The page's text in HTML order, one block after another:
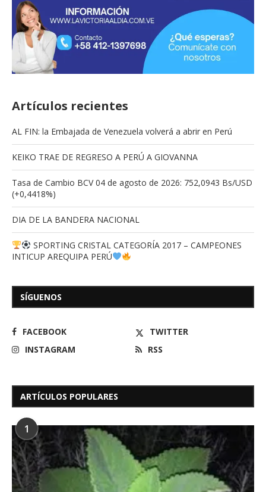
Artículos recientes
AL FIN: la Embajada de Venezuela volverá a abrir en Perú
KEIKO TRAE DE REGRESO A PERÚ A GIOVANNA
Tasa de Cambio BCV 04 de agosto de 2026: 752,0943 Bs/USD
(+0,4418%)
DIA DE LA BANDERA NACIONAL
SPORTING CRISTAL CATEGORÍA 2017 – CAMPEONES
INTICUP AREQUIPA PERÚ
SÍGUENOS
FACEBOOK
TWITTER
INSTAGRAM
RSS
ARTÍCULOS POPULARES
1